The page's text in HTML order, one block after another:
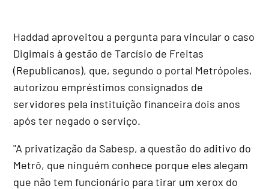
Haddad aproveitou a pergunta para vincular o caso
Digimais à gestão de Tarcísio de Freitas
(Republicanos), que, segundo o portal Metrópoles,
autorizou empréstimos consignados de
servidores pela instituição financeira dois anos
após ter negado o serviço.
"A privatização da Sabesp, a questão do aditivo do
Metrô, que ninguém conhece porque eles alegam
que não tem funcionário para tirar um xerox do